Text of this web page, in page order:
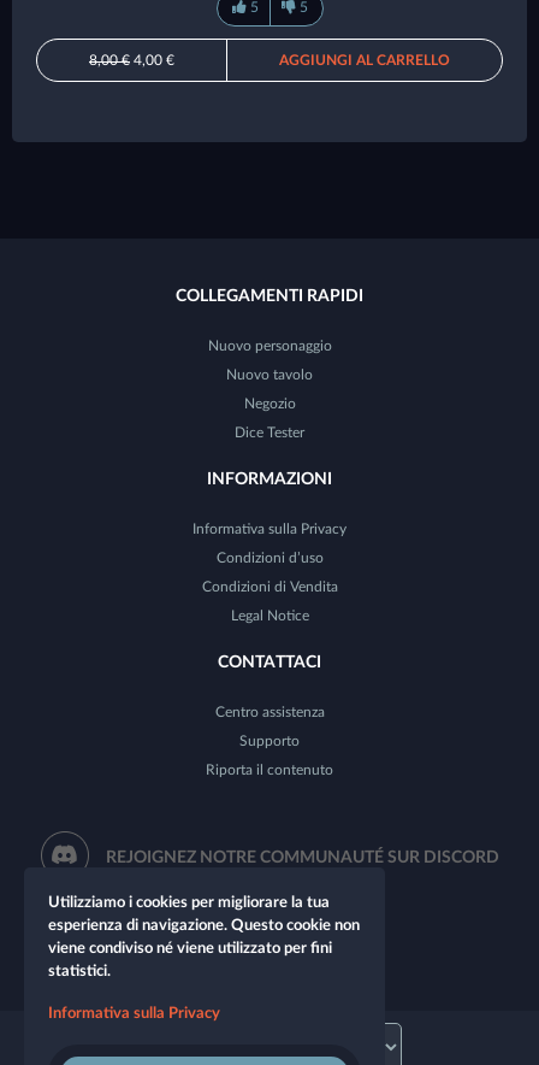
5 5
8,00 € 4,00 € AGGIUNGI AL CARRELLO
COLLEGAMENTI RAPIDI
Nuovo personaggio
Nuovo tavolo
Negozio
Dice Tester
INFORMAZIONI
Informativa sulla Privacy
Condizioni d’uso
Condizioni di Vendita
Legal Notice
CONTATTACI
Centro assistenza
Supporto
Riporta il contenuto
REJOIGNEZ NOTRE COMMUNAUTÉ SUR DISCORD
Utilizziamo i cookies per migliorare la tua
esperienza di navigazione. Questo cookie non
viene condiviso né viene utilizzato per fini
statistici.
Informativa sulla Privacy